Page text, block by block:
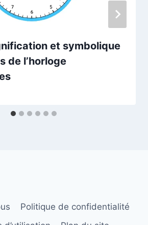
et symbolique
de l’horloge
Politique de confidentialité